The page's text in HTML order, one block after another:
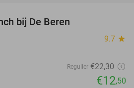
bij De Beren
9.7 star
Regulier €22,30
€12,50